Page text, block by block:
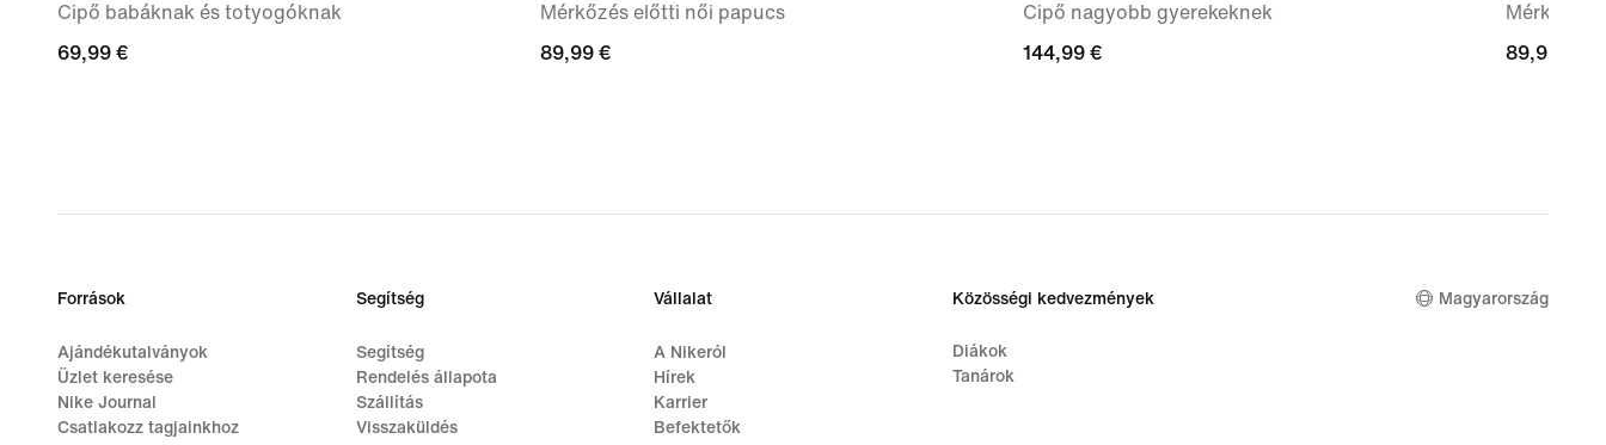
Cipő babáknak és totyogóknak
69,99
69,99 €
Mérkőzés előtti női papucs
89,99
89,99 €
Cipő nagyobb gyerekeknek
144,99
144,99 €
Mérkőzés
89,99
89,99 €
Források
Ajándékutalványok
Üzlet keresése
Nike Journal
Csatlakozz tagjainkhoz
Segítség
Segítség
Rendelés állapota
Szállítás
Visszaküldés
Vállalat
A Nikeról
Hírek
Karrier
Befektetők
Közösségi kedvezmények
Diákok
Tanárok
Magyarország